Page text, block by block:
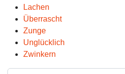
Lachen
Überrascht
Zunge
Unglücklich
Zwinkern